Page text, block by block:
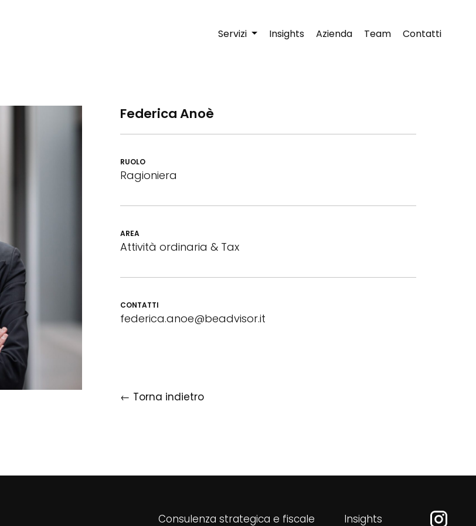
Servizi Insights Azienda Team Contatti
Federica Anoè
RUOLO
Ragioniera
AREA
Attività ordinaria & Tax
CONTATTI
federica.anoe@beadvisor.it
← Torna indietro
Consulenza strategica e fiscale Insights